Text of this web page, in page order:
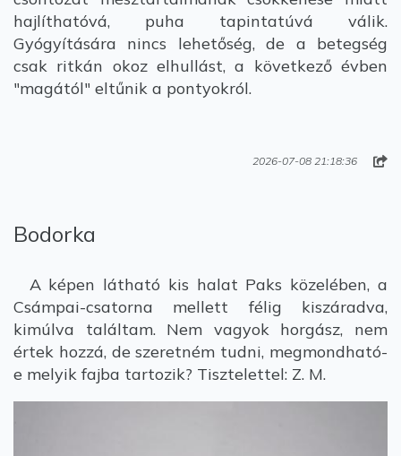
hajlíthatóvá, puha tapintatúvá válik.
Gyógyítására nincs lehetőség, de a betegség
csak ritkán okoz elhullást, a következő évben
"magától" eltűnik a pontyokról.
2026-07-08 21:18:36
Bodorka
A képen látható kis halat Paks közelében, a
Csámpai-csatorna mellett félig kiszáradva,
kimúlva találtam. Nem vagyok horgász, nem
értek hozzá, de szeretném tudni, megmondható-
e melyik fajba tartozik? Tisztelettel: Z. M.